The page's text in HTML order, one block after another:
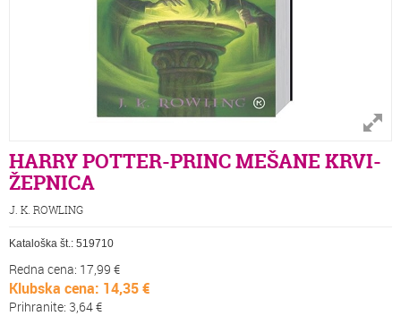
HARRY POTTER-PRINC MEŠANE KRVI-
ŽEPNICA
J. K. ROWLING
Kataloška št.: 519710
Redna cena: 17,99 €
Klubska cena: 14,35 €
Prihranite: 3,64 €